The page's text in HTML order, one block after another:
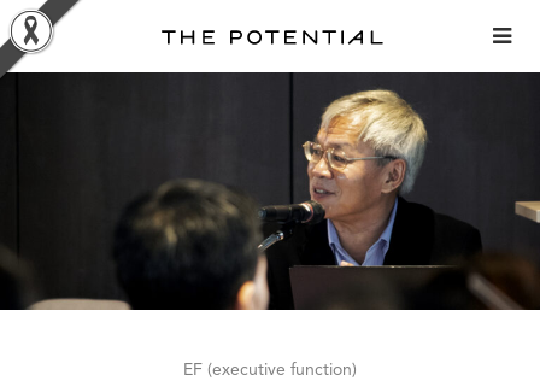
Skip
to
content
EF (executive function)